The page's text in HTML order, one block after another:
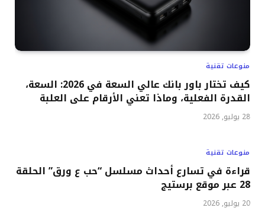
منوعات تقنية
كيف تختار باور بانك عالي السعة في 2026: السعة،
القدرة الفعلية، وماذا تعني الأرقام على العلبة
28 يوليو, 2026
منوعات تقنية
قراءة في تسارع أحداث مسلسل “حب ع ورق” الحلقة
28 عبر موقع برستيج
20 يوليو, 2026